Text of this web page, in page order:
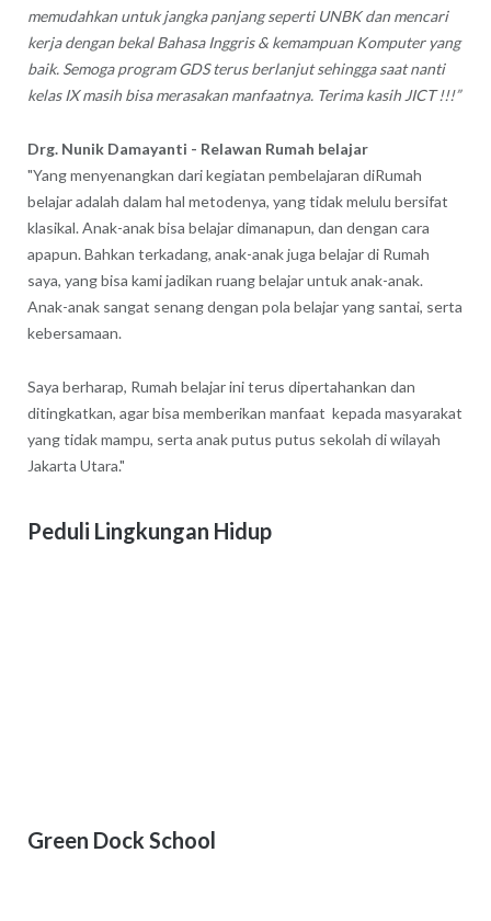
memudahkan untuk jangka panjang seperti UNBK dan mencari
kerja dengan bekal Bahasa Inggris & kemampuan Komputer yang
baik. Semoga program GDS terus berlanjut sehingga saat nanti
kelas IX masih bisa merasakan manfaatnya. Terima kasih JICT !!!”
Drg. Nunik Damayanti - Relawan Rumah belajar
"Yang menyenangkan dari kegiatan pembelajaran diRumah
belajar adalah dalam hal metodenya, yang tidak melulu bersifat
klasikal. Anak-anak bisa belajar dimanapun, dan dengan cara
apapun. Bahkan terkadang, anak-anak juga belajar di Rumah
saya, yang bisa kami jadikan ruang belajar untuk anak-anak.
Anak-anak sangat senang dengan pola belajar yang santai, serta
kebersamaan.
Saya berharap, Rumah belajar ini terus dipertahankan dan
ditingkatkan, agar bisa memberikan manfaat kepada masyarakat
yang tidak mampu, serta anak putus putus sekolah di wilayah
Jakarta Utara."
Peduli Lingkungan Hidup
Green Dock School